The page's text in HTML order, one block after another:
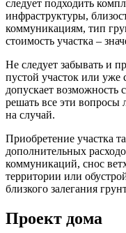
следует подходить
инфраструктуры,
коммуникациям, тип
стоимость участка –
Не следует забывать и
пустой участок или
допускает возможность
решать все эти вопросы
на случай.
Приобретение участка
дополнительных
коммуникаций, снос
территории или
близкого залегания
Проект дома